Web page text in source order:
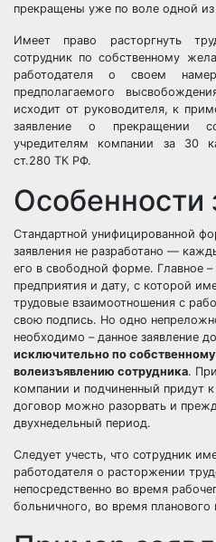
прекращены уже по воле одной из
Имеет право расторгнуть
сотрудник по собственному
работодателя о своем
предполагаемого
исходит от руководителя, к
заявление о прекращении
учредителям компании за 30
ст.280 ТК РФ.
Особенности
Стандартной унифицированной
заявления не разработано —
его в свободной форме. Главное –
предприятия и дату, с которой
трудовые взаимоотношения с
свою подпись. Но одно
необходимо – данное заявление
исключительно по
волеизъявлению сотрудника.
компании и подчиненный придут
договор можно разорвать и
двухнедельный период.
Следует учесть, что сотрудник
работодателя о расторжении
непосредственно во время
больничного, во время планового